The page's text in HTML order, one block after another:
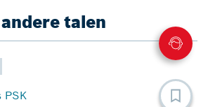
talen
PSK